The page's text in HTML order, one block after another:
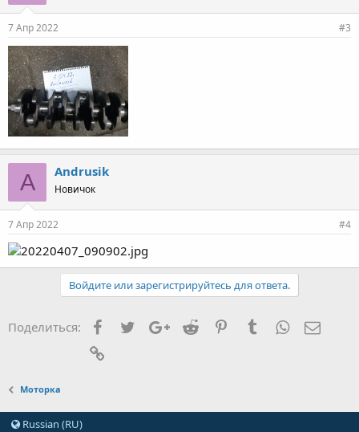
7 Апр 2022 #3
A Andrusik
Новичок
7 Апр 2022 #4
Войдите или зарегистрируйтесь для ответа.
Поделиться: FacebookTwitterGoogle+
Reddit PinterestTumblrWhatsApp
Моторка
Russian (RU)